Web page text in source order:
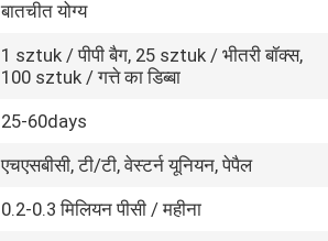
बातचीत योग्य
1 sztuk / पीपी बैग, 25 sztuk / भीतरी बॉक्स,
100 sztuk / गत्ते का डिब्बा
25-60days
एचएसबीसी, टी/टी, वेस्टर्न यूनियन, पेपैल
0.2-0.3 मिलियन पीसी / महीना